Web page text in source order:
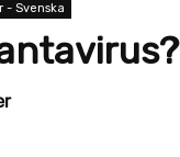
- Svenska